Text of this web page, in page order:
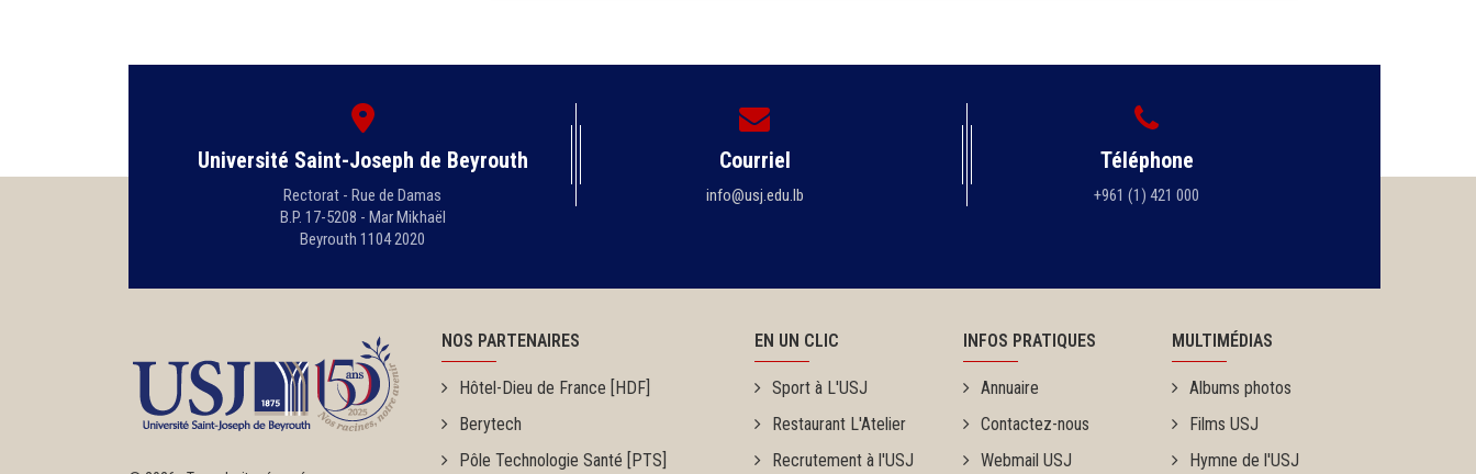
Université Saint-Joseph de Beyrouth
Rectorat - Rue de Damas
B.P. 17-5208 - Mar Mikhaël
Beyrouth 1104 2020
Courriel
info@usj.edu.lb
Téléphone
+961 (1) 421 000
NOS PARTENAIRES
Hôtel-Dieu de France [HDF]
Berytech
Pôle Technologie Santé [PTS]
EN UN CLIC
Sport à L'USJ
Restaurant L'Atelier
Recrutement à l'USJ
INFOS PRATIQUES
Annuaire
Contactez-nous
Webmail USJ
MULTIMÉDIAS
Albums photos
Films USJ
Hymne de l'USJ